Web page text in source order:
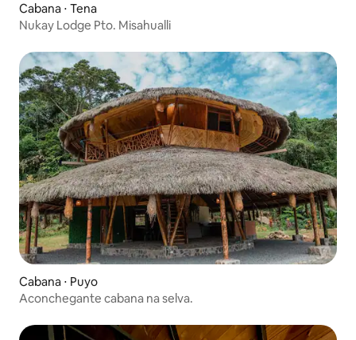
Cabana ⋅ Tena
Nukay Lodge Pto. Misahualli
Cabana ⋅ Puyo
Aconchegante cabana na selva.